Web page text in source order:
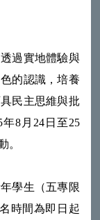
過實地體驗與
的認識，培養
民主思維與批
8月24日至25
。
學生（五專限
時間為即日起